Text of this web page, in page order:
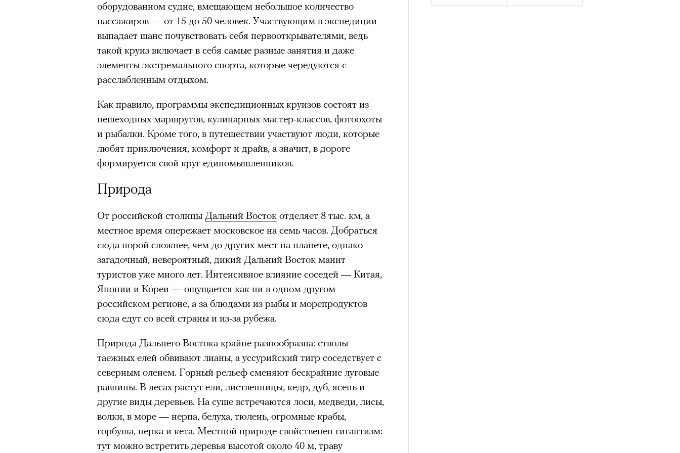
00:00 / 00:00
оборудованном судне, вмещающем небольшое количество
пассажиров — от 15 до 50 человек. Участвующим в экспедиции
выпадает шанс почувствовать себя первооткрывателями, ведь
такой круиз включает в себя самые разные занятия и даже
элементы экстремального спорта, которые чередуются с
расслабленным отдыхом.
Как правило, программы экспедиционных круизов состоят из
пешеходных маршрутов, кулинарных мастер-классов, фотоохоты
и рыбалки. Кроме того, в путешествии участвуют люди, которые
любят приключения, комфорт и драйв, а значит, в дороге
формируется свой круг единомышленников.
Природа
От российской столицы Дальний Восток отделяет 8 тыс. км, а
местное время опережает московское на семь часов. Добраться
сюда порой сложнее, чем до других мест на планете, однако
загадочный, невероятный, дикий Дальний Восток манит
туристов уже много лет. Интенсивное влияние соседей — Китая,
Японии и Кореи — ощущается как ни в одном другом
российском регионе, а за блюдами из рыбы и морепродуктов
сюда едут со всей страны и из-за рубежа.
Природа Дальнего Востока крайне разнообразна: стволы
таежных елей обвивают лианы, а уссурийский тигр соседствует с
северным оленем. Горный рельеф сменяют бескрайние луговые
равнины. В лесах растут ели, лиственницы, кедр, дуб, ясень и
другие виды деревьев. На суше встречаются лоси, медведи, лисы,
волки, в море — нерпа, белуха, тюлень, огромные крабы,
горбуша, нерка и кета. Местной природе свойственен гигантизм:
тут можно встретить деревья высотой около 40 м, траву
человеком, дважды покорившим все 14 восьмитысячников
планеты без использования кислорода.
Нирмал Пурджа после рекордного восхождения на 14 высочайших вершин
мира. Катманду, 2019 год
© NAVESH CHITRAKAR / REUTERS
Статистика последних лет особенно отчетливо показывает
опасность высотного альпинизма и горного туризма. В 2024-м в
горах Австриипогибли309 человек, что стало десятилетним
максимумом для региона. В Японии в том же году жертвами
несчастных случаев в горахстали300 человек (издание The Asahi
Shimbun классифицирует их как «погибших или пропавших без
вести»). На Эвересте в 2024 году вершина унесла жизни восьми
альпинистов, а в 2025-м —троих. Трагическим для российского
сообщества стал октябрь 2024 года, когда при восхождении на
Дхаулагири в Непале сорвалась и погиблагруппа из пятерых
опытных альпинистов. Год спустя на одном из самых опасных